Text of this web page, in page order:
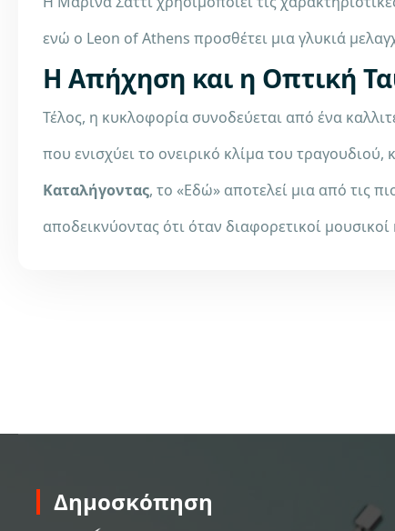
ενώ ο Leon of Athens προσθέτει μια γλυκιά
Η Απήχηση και η Οπτική
Τέλος, η κυκλοφορία συνοδεύεται από ένα
που ενισχύει το ονειρικό κλίμα του
Καταλήγοντας, το «Εδώ» αποτελεί μια από τις
αποδεικνύοντας ότι όταν διαφορετικοί
Δημοσκόπηση